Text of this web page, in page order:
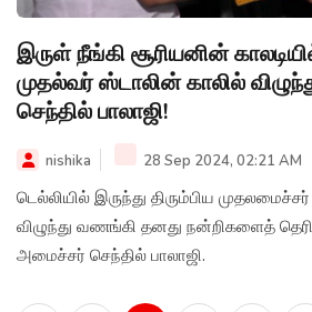
இருள் நீங்கி சூரியனின்
முதல்வர் ஸ்டாலின் காலில்
செந்தில் பாலாஜி!
nishika 28 Sep 2024, 02:21 AM
டெல்லியில் இருந்து திரும்பிய
விழுந்து வணங்கி தனது நன்றிகளைத்
அமைச்சர் செந்தில் பாலாஜி.